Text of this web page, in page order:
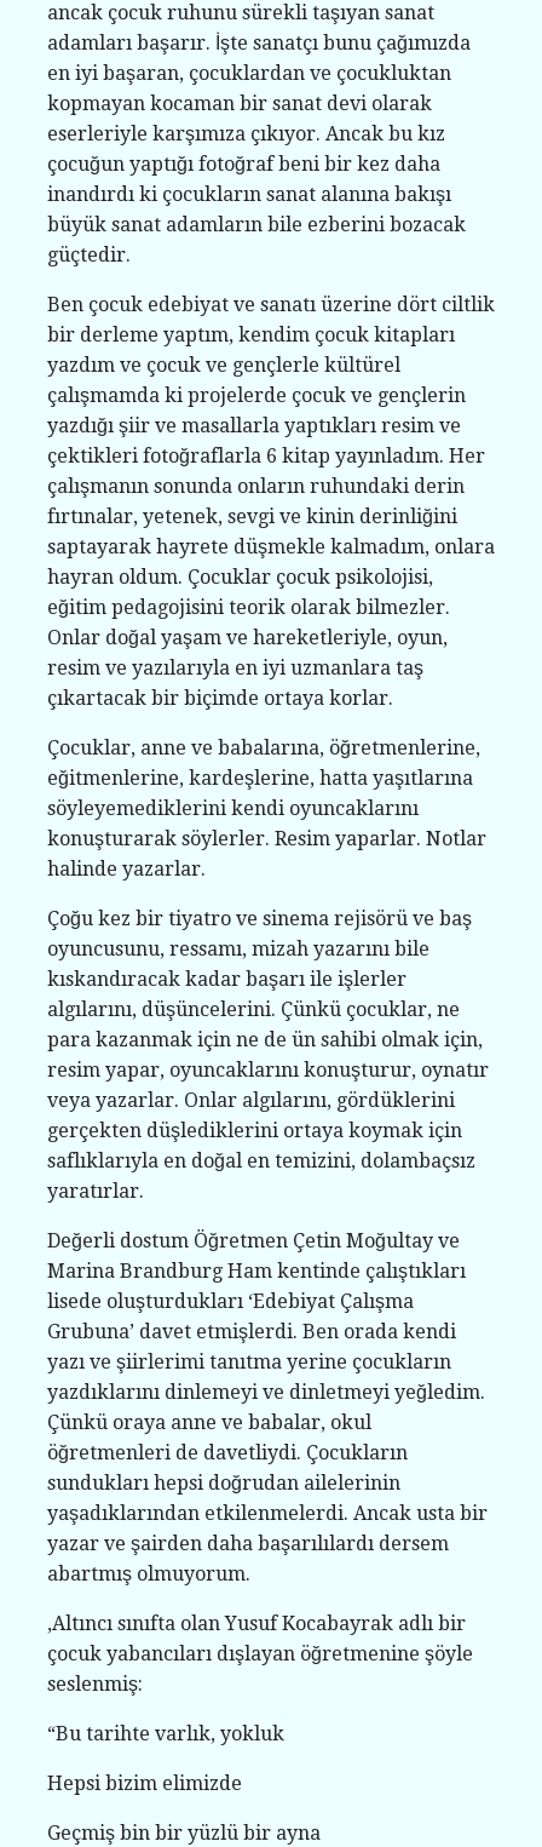
ancak çocuk ruhunu sürekli taşıyan sanat
adamları başarır. İşte sanatçı bunu çağımızda
en iyi başaran, çocuklardan ve çocukluktan
kopmayan kocaman bir sanat devi olarak
eserleriyle karşımıza çıkıyor. Ancak bu kız
çocuğun yaptığı fotoğraf beni bir kez daha
inandırdı ki çocukların sanat alanına bakışı
büyük sanat adamların bile ezberini bozacak
güçtedir.
Ben çocuk edebiyat ve sanatı üzerine dört ciltlik
bir derleme yaptım, kendim çocuk kitapları
yazdım ve çocuk ve gençlerle kültürel
çalışmamda ki projelerde çocuk ve gençlerin
yazdığı şiir ve masallarla yaptıkları resim ve
çektikleri fotoğraflarla 6 kitap yayınladım. Her
çalışmanın sonunda onların ruhundaki derin
fırtınalar, yetenek, sevgi ve kinin derinliğini
saptayarak hayrete düşmekle kalmadım, onlara
hayran oldum. Çocuklar çocuk psikolojisi,
eğitim pedagojisini teorik olarak bilmezler.
Onlar doğal yaşam ve hareketleriyle, oyun,
resim ve yazılarıyla en iyi uzmanlara taş
çıkartacak bir biçimde ortaya korlar.
Çocuklar, anne ve babalarına, öğretmenlerine,
eğitmenlerine, kardeşlerine, hatta yaşıtlarına
söyleyemediklerini kendi oyuncaklarını
konuşturarak söylerler. Resim yaparlar. Notlar
halinde yazarlar.
Çoğu kez bir tiyatro ve sinema rejisörü ve baş
oyuncusunu, ressamı, mizah yazarını bile
kıskandıracak kadar başarı ile işlerler
algılarını, düşüncelerini. Çünkü çocuklar, ne
para kazanmak için ne de ün sahibi olmak için,
resim yapar, oyuncaklarını konuşturur, oynatır
veya yazarlar. Onlar algılarını, gördüklerini
gerçekten düşlediklerini ortaya koymak için
saflıklarıyla en doğal en temizini, dolambaçsız
yaratırlar.
Değerli dostum Öğretmen Çetin Moğultay ve
Marina Brandburg Ham kentinde çalıştıkları
lisede oluşturdukları ‘Edebiyat Çalışma
Grubuna’ davet etmişlerdi. Ben orada kendi
yazı ve şiirlerimi tanıtma yerine çocukların
yazdıklarını dinlemeyi ve dinletmeyi yeğledim.
Çünkü oraya anne ve babalar, okul
öğretmenleri de davetliydi. Çocukların
sundukları hepsi doğrudan ailelerinin
yaşadıklarından etkilenmelerdi. Ancak usta bir
yazar ve şairden daha başarılılardı dersem
abartmış olmuyorum.
,Altıncı sınıfta olan Yusuf Kocabayrak adlı bir
çocuk yabancıları dışlayan öğretmenine şöyle
seslenmiş:
“Bu tarihte varlık, yokluk
Hepsi bizim elimizde
Geçmiş bin bir yüzlü bir ayna